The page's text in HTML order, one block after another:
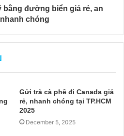
bằng đường biển giá rẻ, an
chóng
Gửi trà cà phê đi Canada giá
rẻ, nhanh chóng tại TP.HCM
2025
December 5, 2025